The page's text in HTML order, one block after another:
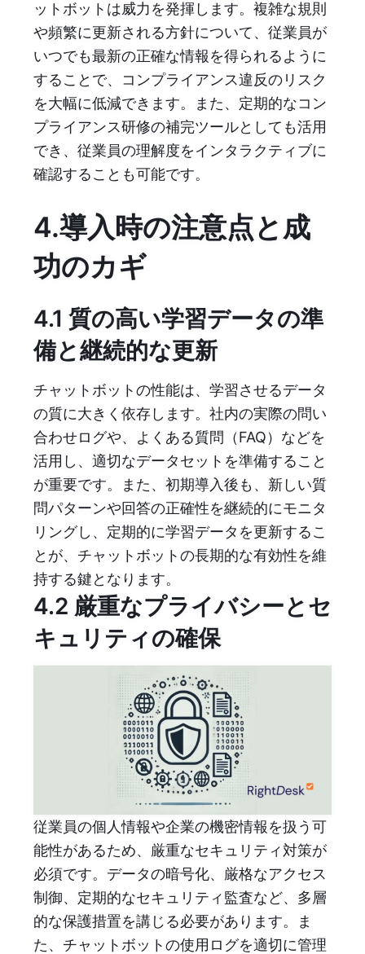
ットボットは威力を発揮します。複雑な規則
や頻繁に更新される方針について、従業員が
いつでも最新の正確な情報を得られるように
することで、コンプライアンス違反のリスク
を大幅に低減できます。また、定期的なコン
プライアンス研修の補完ツールとしても活用
でき、従業員の理解度をインタラクティブに
確認することも可能です。
4.導入時の注意点と成
功のカギ
4.1 質の高い学習データの準
備と継続的な更新
チャットボットの性能は、学習させるデータ
の質に大きく依存します。社内の実際の問い
合わせログや、よくある質問（FAQ）などを
活用し、適切なデータセットを準備すること
が重要です。また、初期導入後も、新しい質
問パターンや回答の正確性を継続的にモニタ
リングし、定期的に学習データを更新するこ
とが、チャットボットの長期的な有効性を維
持する鍵となります。
4.2 厳重なプライバシーとセ
キュリティの確保
従業員の個人情報や企業の機密情報を扱う可
能性があるため、厳重なセキュリティ対策が
必須です。データの暗号化、厳格なアクセス
制御、定期的なセキュリティ監査など、多層
的な保護措置を講じる必要があります。ま
た、チャットボットの使用ログを適切に管理